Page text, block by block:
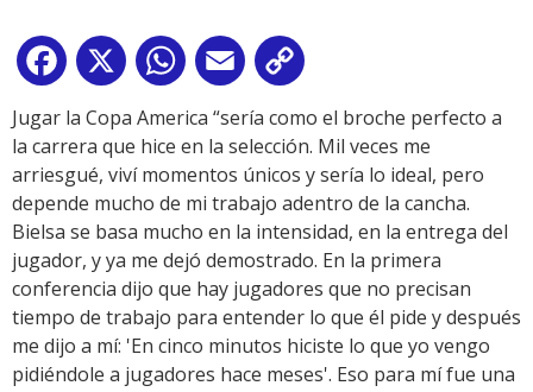
Facebook
X WhatsApp
Email
Link
Jugar la Copa America “sería como el broche perfecto a
la carrera que hice en la selección. Mil veces me
arriesgué, viví momentos únicos y sería lo ideal, pero
depende mucho de mi trabajo adentro de la cancha.
Bielsa se basa mucho en la intensidad, en la entrega del
jugador, y ya me dejó demostrado. En la primera
conferencia dijo que hay jugadores que no precisan
tiempo de trabajo para entender lo que él pide y después
me dijo a mí: 'En cinco minutos hiciste lo que yo vengo
pidiéndole a jugadores hace meses'. Eso para mí fue una